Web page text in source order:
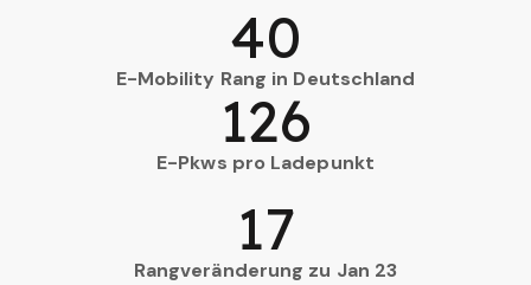
E-Mobility Rang in Deutschland
40
E-Pkws pro Ladepunkt
126
Rangveränderung zu Jan 23
17